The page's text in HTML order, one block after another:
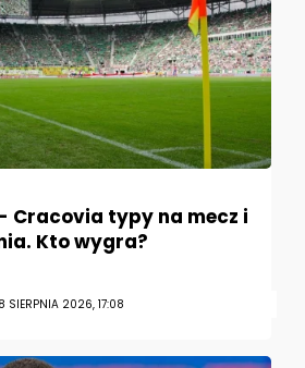
Cracovia typy na mecz i
Kto wygra?
SIERPNIA 2026, 17:08